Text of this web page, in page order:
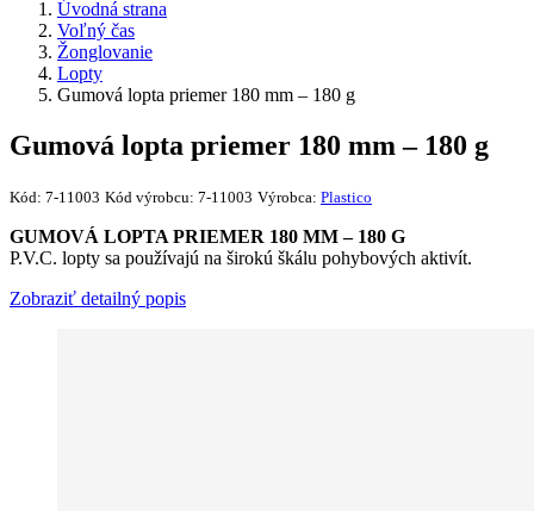
Úvodná strana
Voľný čas
Žonglovanie
Lopty
Gumová lopta priemer 180 mm – 180 g
Gumová lopta priemer 180 mm – 180 g
Kód: 7-11003 Kód výrobcu: 7-11003 Výrobca: Plastico
GUMOVÁ LOPTA PRIEMER 180 MM – 180 G
P.V.C. lopty sa používajú na širokú škálu pohybových aktivít.
Zobraziť detailný popis